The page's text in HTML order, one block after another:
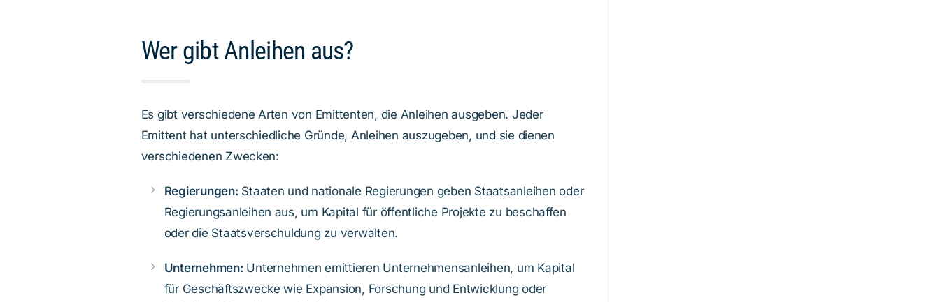
Wer gibt Anleihen aus?
Es gibt verschiedene Arten von Emittenten, die Anleihen ausgeben. Jeder
Emittent hat unterschiedliche Gründe, Anleihen auszugeben, und sie dienen
verschiedenen Zwecken:
Regierungen: Staaten und nationale Regierungen geben Staatsanleihen oder
Regierungsanleihen aus, um Kapital für öffentliche Projekte zu beschaffen
oder die Staatsverschuldung zu verwalten.
Unternehmen: Unternehmen emittieren Unternehmensanleihen, um Kapital
für Geschäftszwecke wie Expansion, Forschung und Entwicklung oder